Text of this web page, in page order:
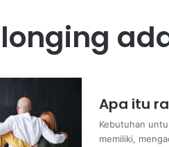
Apa itu
Kebutuhan
memiliki,